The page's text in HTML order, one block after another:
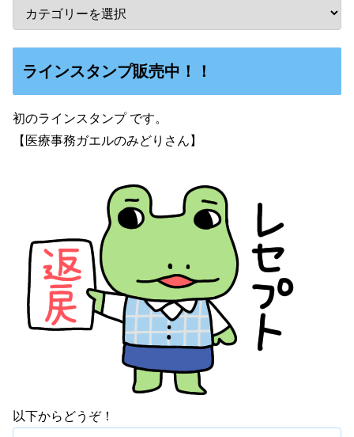
ラインスタンプ販売中！！
初のラインスタンプ です。
【医療事務ガエルのみどりさん】
以下からどうぞ！